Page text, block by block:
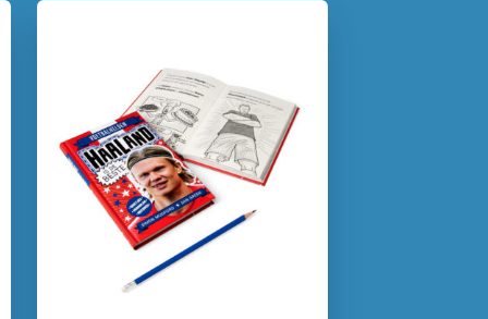
Verschijningsdatum:
Kenmerken van dit boek
(Auto)biografie & dagboeken
12+ jaar
7 – 9 jaar
9 – 12 jaar
Graphic novel/extra veel beeld
Kinderboeken over voetbal